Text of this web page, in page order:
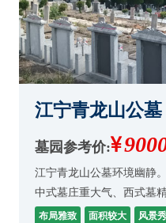
江宁青龙山公墓
墓园参考价:
江宁青龙山公墓环境幽静
中式墓庄重大气、西式墓
趣。公墓注重墓区的多样
布局雅致 面积较大 风景